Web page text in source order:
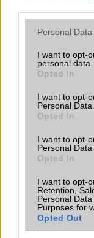
Please note that
not limited to your
grant or deny
use your data for
consent section.
Personal
I want to opt-
personal data.
Opted In
I want to opt-
Personal Data.
Opted In
I want to opt-
Personal Data
Opted In
I want to opt-
Retention,
Personal
Purposes for
Opted Out
Az
meg
Sok felhasználó
Android már
amelyek
Az Edge Panel
jelentősen
miközben a